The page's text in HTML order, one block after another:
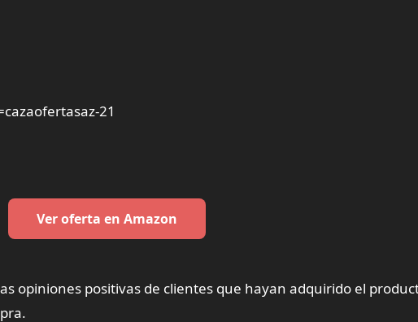
21
Ver oferta en Amazon
opiniones positivas de clientes que hayan adquirido el